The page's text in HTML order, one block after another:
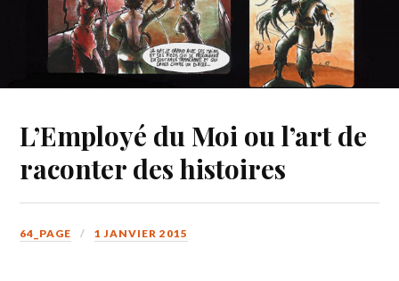
L’Employé du Moi ou l’art de
raconter des histoires
64_PAGE 1 JANVIER 2015